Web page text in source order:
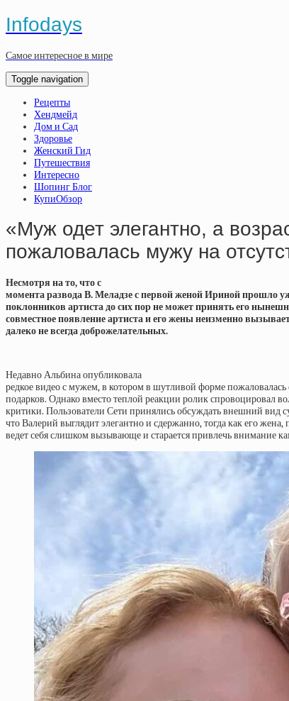
Infodays
Самое интересное в мире
Toggle navigation
Рецепты
Хендмейд
Дом и Сад
Здоровье
Женский Гид
Путешествия
Интересно
Шопинг Блог
КупиОбзор
«Муж одет элегантно, а
пожаловалась мужу на
Несмотря на то, что с
момента развода В. Меладзе с первой женой Ириной прошло
поклонников артиста до сих пор не может принять его
совместное появление артиста и его жены неизменно
далеко не всегда доброжелательных.
Недавно Альбина опубликовала
редкое видео с мужем, в котором в шутливой форме пожаловалась
подарков. Однако вместо теплой реакции ролик спровоцировал
критики. Пользователи Сети принялись обсуждать внешний вид
что Валерий выглядит элегантно и сдержанно, тогда как его
ведет себя слишком вызывающе и старается привлечь внимание